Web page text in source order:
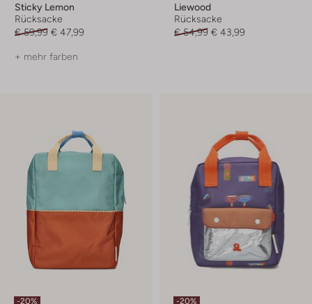
Sticky Lemon
Rücksacke
€ 59,99 € 47,99
+ mehr farben
Liewood
Rücksacke
€ 54,99 € 43,99
-20% -20%